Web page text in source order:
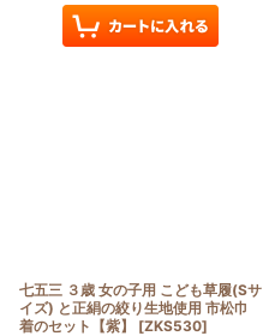
七五三 ３歳 女の子用 こども草履(Sサ
イズ) と正絹の絞り生地使用 市松巾
着のセット【紫】
[ZKS530]